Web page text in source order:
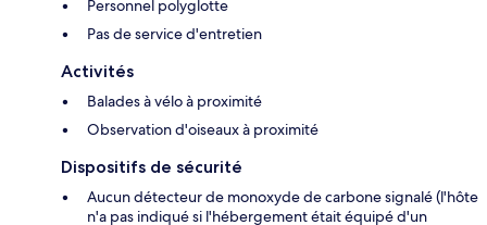
Personnel polyglotte
Pas de service d'entretien
Activités
Balades à vélo à proximité
Observation d'oiseaux à proximité
Dispositifs de sécurité
Aucun détecteur de monoxyde de carbone signalé (l'hôte
n'a pas indiqué si l'hébergement était équipé d'un